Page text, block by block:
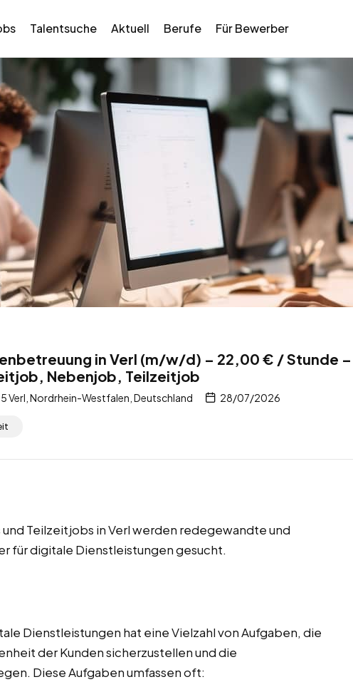
Talentsuche Aktuell Berufe Für Bewerber
in Verl (m/w/d) – 22,00 € / Stunde –
Nebenjob, Teilzeitjob
Verl, Nordrhein-Westfalen, Deutschland 28/07/2026
Teilzeitjobs in Verl werden redegewandte und
für digitale Dienstleistungen gesucht.
Dienstleistungen hat eine Vielzahl von Aufgaben, die
der Kunden sicherzustellen und die
Diese Aufgaben umfassen oft: